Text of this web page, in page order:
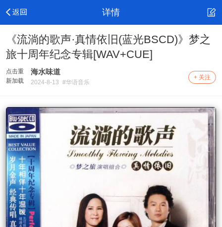
详情
《流淌的歌声·真情依旧(蓝光BSCD)》梦之
旅十周年纪念专辑[WAV+CUE]
点击重
新加载
海水味道
2024-8-13 #华语音乐
+ 关注